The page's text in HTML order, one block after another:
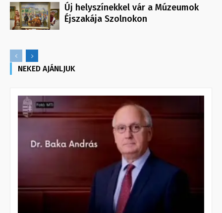
Új helyszínekkel vár a Múzeumok
Éjszakája Szolnokon
NEKED AJÁNLJUK